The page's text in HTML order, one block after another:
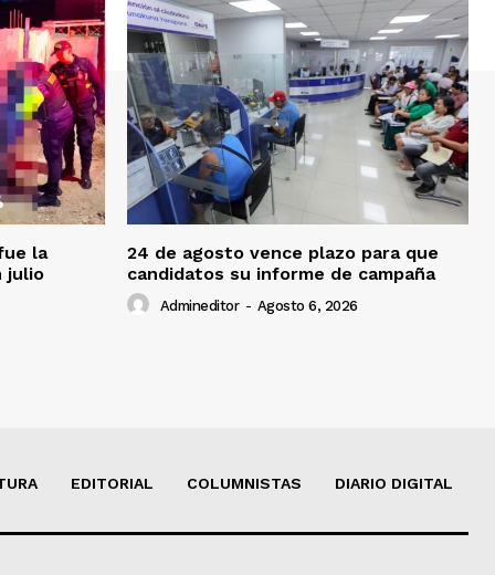
la
julio
24 de agosto vence plazo para que
candidatos su informe de campaña
Admineditor - Agosto 6, 2026
EDITORIAL COLUMNISTAS DIARIO DIGITAL